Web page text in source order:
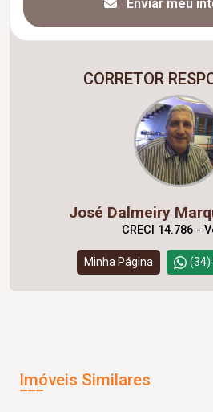
Enviar meu
CORRETOR
José Dalmeiry
CRECI 14.786 -
Minha Página (34)
Imóveis Similares